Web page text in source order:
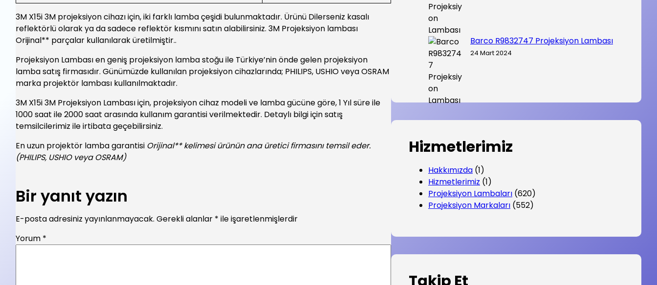
3M X15i 3M projeksiyon cihazı için, iki farklı lamba çeşidi bulunmaktadır. Ürünü Dilerseniz kasalı
reflektörlü olarak ya da sadece reflektör kısmını satın alabilirsiniz. 3M Projeksiyon lambası
Orijinal** parçalar kullanılarak üretilmiştir..
Projeksiyon Lambası en geniş projeksiyon lamba stoğu ile Türkiye’nin önde gelen projeksiyon
lamba satış firmasıdır. Günümüzde kullanılan projeksiyon cihazlarında; PHILIPS, USHIO veya OSRAM
marka projektör lambası kullanılmaktadır.
3M X15i 3M Projeksiyon Lambası için, projeksiyon cihaz modeli ve lamba gücüne göre, 1 Yıl süre ile
1000 saat ile 2000 saat arasında kullanım garantisi verilmektedir. Detaylı bilgi için satış
temsilcilerimiz ile irtibata geçebilirsiniz.
En uzun projektör lamba garantisi Orijinal** kelimesi ürünün ana üretici firmasını temsil eder.
(PHILIPS, USHIO veya OSRAM)
Bir yanıt yazın
E-posta adresiniz yayınlanmayacak. Gerekli alanlar * ile işaretlenmişlerdir
Yorum *
Barco R9832747 Projeksiyon Lambası
24 Mart 2024
Hizmetlerimiz
Hakkımızda (1)
Hizmetlerimiz (1)
Projeksiyon Lambaları (620)
Projeksiyon Markaları (552)